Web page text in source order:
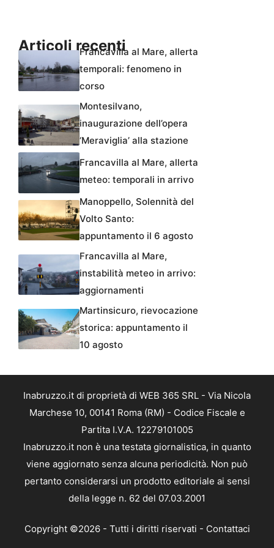
Articoli recentiFrancavilla al Mare, allerta
temporali: fenomeno in
corso
Montesilvano,
inaugurazione dell’opera
‘Meraviglia’ alla stazione
Francavilla al Mare, allerta
meteo: temporali in arrivo
Manoppello, Solennità del
Volto Santo:
appuntamento il 6 agosto
Francavilla al Mare,
instabilità meteo in arrivo:
aggiornamenti
Martinsicuro, rievocazione
storica: appuntamento il
10 agosto
Inabruzzo.it di proprietà di WEB 365 SRL - Via Nicola
Marchese 10, 00141 Roma (RM) - Codice Fiscale e
Partita I.V.A. 12279101005
Inabruzzo.it non è una testata giornalistica, in quanto
viene aggiornato senza alcuna periodicità. Non può
pertanto considerarsi un prodotto editoriale ai sensi
della legge n. 62 del 07.03.2001
Copyright ©2026 - Tutti i diritti riservati - Contattaci